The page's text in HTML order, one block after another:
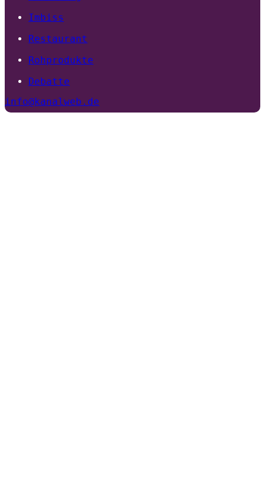
Imbiss
Restaurant
Rohprodukte
Debatte
info@kanalweb.de